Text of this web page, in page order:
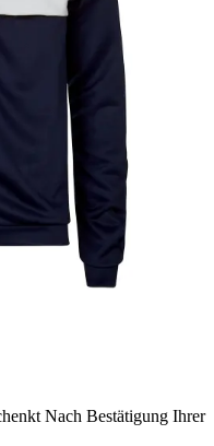
Nach Bestätigung Ihrer